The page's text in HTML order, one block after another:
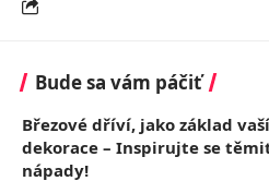
Bude sa vám páčiť
Březové dříví, jako základ
dekorace – Inspirujte se
nápady!